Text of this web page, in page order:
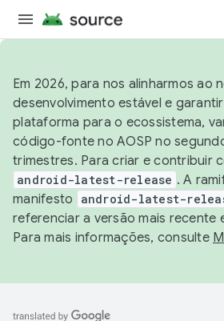
Em 2026, para nos alinharmos ao
desenvolvimento estável e
plataforma para o ecossistema,
código-fonte no AOSP no
trimestres. Para criar e contribuir
android-latest-release . A
manifesto
android-latest-
referenciar a versão mais recente
Para mais informações, consulte